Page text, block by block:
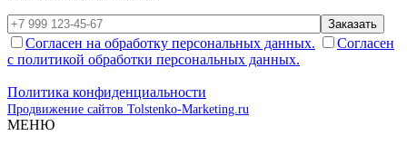
Заказать
Согласен на обработку персональных данных.
Согласен
с политикой обработки персональных данных.
Политика конфиденциальности
Продвижение сайтов Tolstenko-Marketing.ru
МЕНЮ